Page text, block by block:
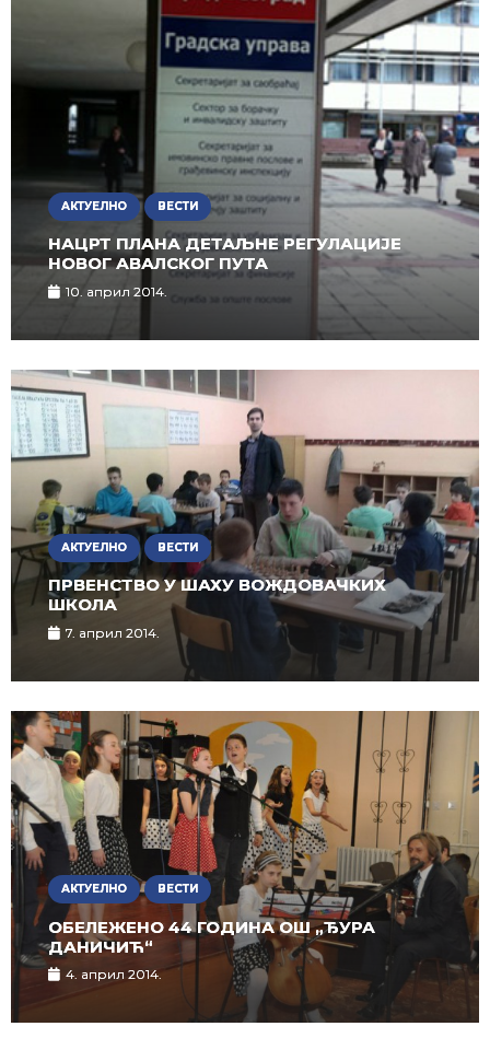
АКТУЕЛНО ВЕСТИ
НАЦРТ ПЛАНА ДЕТАЉНЕ РЕГУЛАЦИЈЕ
НОВОГ АВАЛСКОГ ПУТА
10. април 2014.
АКТУЕЛНО ВЕСТИ
ПРВЕНСТВО У ШАХУ ВОЖДОВАЧКИХ
ШКОЛА
7. април 2014.
АКТУЕЛНО ВЕСТИ
ОБЕЛЕЖЕНО 44 ГОДИНА ОШ „ЂУРА
ДАНИЧИЋ“
4. април 2014.